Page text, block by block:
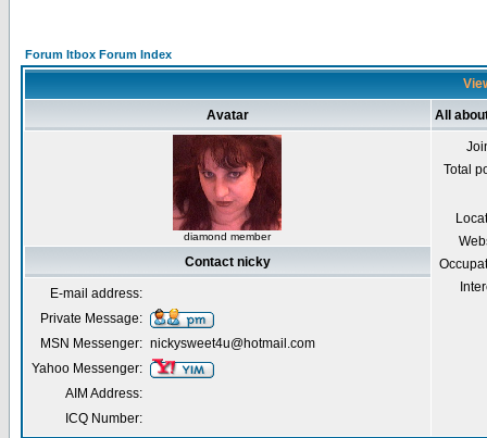
Forum Itbox Forum Index
Avatar All
diamond member
Total
Contact nicky
E-mail address:
Private Message:
MSN Messenger: nickysweet4u@hotmail.com
Yahoo Messenger:
AIM Address:
ICQ Number: